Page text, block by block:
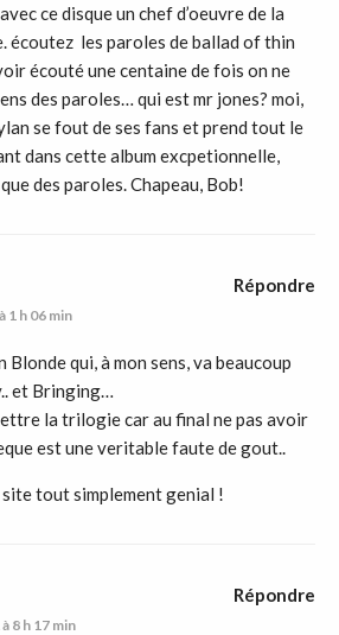
ce disque un chef d’oeuvre de la
écoutez les paroles de ballad of thin
écouté une centaine de fois on ne
des paroles… qui est mr jones? moi,
se fout de ses fans et prend tout le
dans cette album excpetionnelle,
des paroles. Chapeau, Bob!
1 h 06 min
Blonde qui, à mon sens, va beaucoup
et Bringing…
la trilogie car au final ne pas avoir
est une veritable faute de gout..
tout simplement genial !
Répondre
8 h 17 min
Répondre